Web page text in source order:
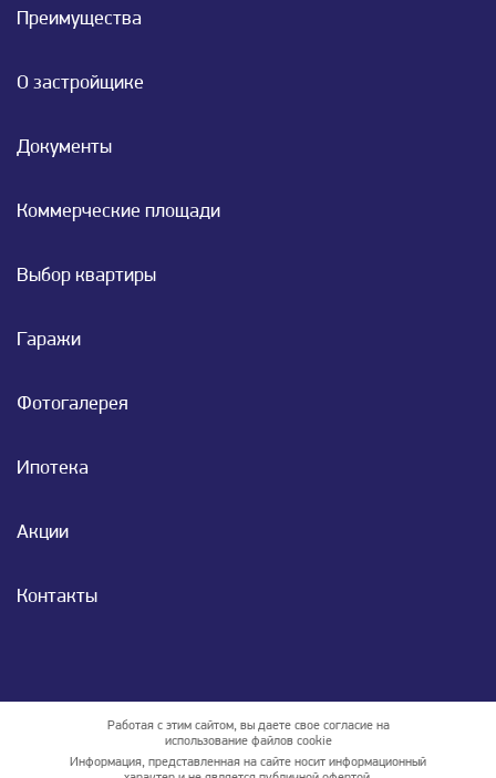
Преимущества
О застройщике
Документы
Коммерческие площади
Выбор квартиры
Гаражи
Фотогалерея
Ипотека
Акции
Контакты
Работая с этим сайтом, вы даете свое согласие на
использование файлов cookie
Информация, представленная на сайте носит информационный